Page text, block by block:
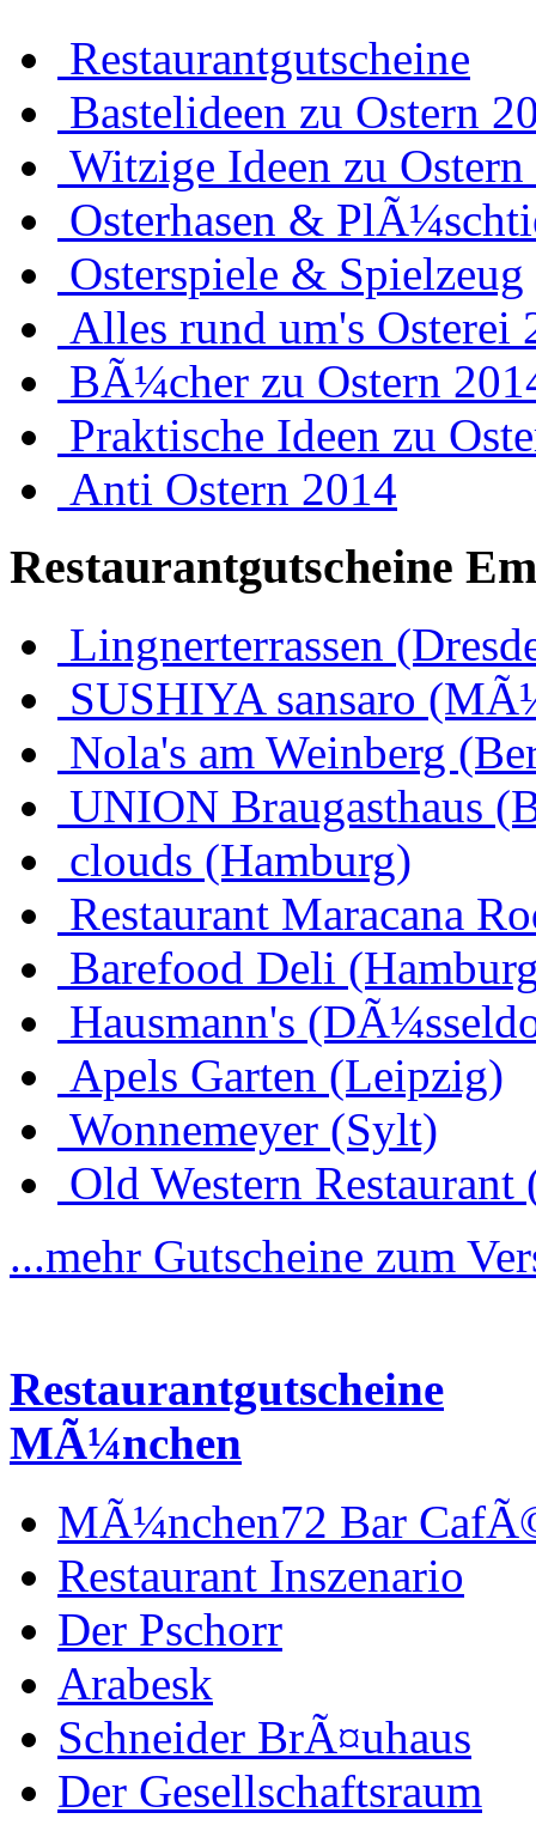
Restaurantgutscheine
Bastelideen zu Ostern
Witzige Ideen zu
Osterhasen &
Osterspiele & Spielzeug
Alles rund um's Osterei
BÃ¼cher zu Ostern
Praktische Ideen zu
Anti Ostern 2014
Restaurantgutscheine
Lingnerterrassen
SUSHIYA sansaro
Nola's am Weinberg
UNION Braugasthaus
clouds (Hamburg)
Restaurant Maracana
Barefood Deli
Hausmann's
Apels Garten (Leipzig)
Wonnemeyer (Sylt)
Old Western Restaurant
...mehr Gutscheine zum
Restaurantgutscheine
MÃ¼nchen
MÃ¼nchen72 Bar
Restaurant Inszenario
Der Pschorr
Arabesk
Schneider BrÃ¤uhaus
Der Gesellschaftsraum